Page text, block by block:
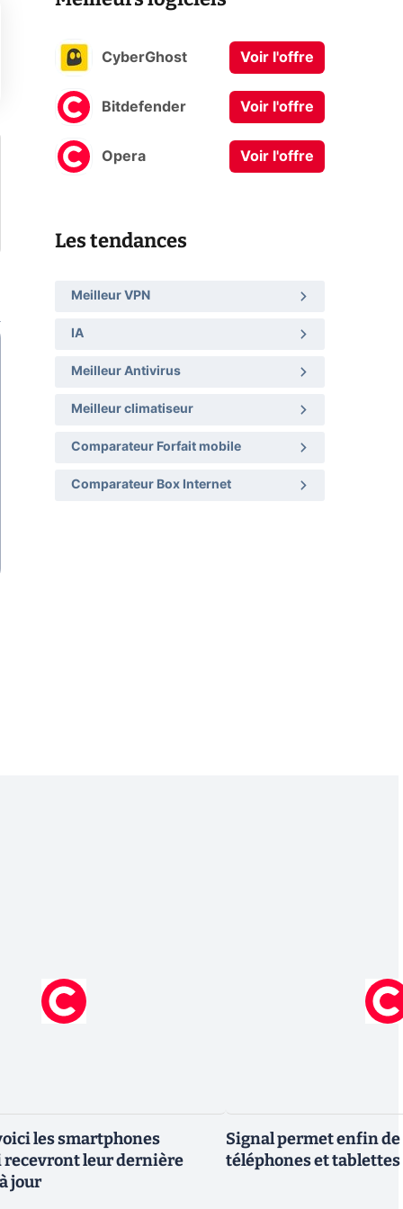
CyberGhost Voir l'offre
Bitdefender Voir l'offre
Opera Voir l'offre
Les tendances
Meilleur VPN
IA
Meilleur Antivirus
Meilleur climatiseur
Comparateur Forfait mobile
Comparateur Box Internet
les smartphones
recevront leur dernière
jour
Signal permet enfin
téléphones et tablettes